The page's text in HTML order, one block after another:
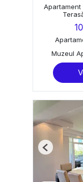
Apartament
Muzeul
Previous